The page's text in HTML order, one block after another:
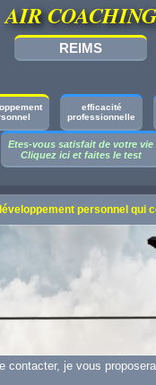
AIR COACHING
REIMS
efficacité
professionnelle
Etes-vous satisfait de votre vie
Cliquez ici et faites le test
personnel qui
contacter, je vous